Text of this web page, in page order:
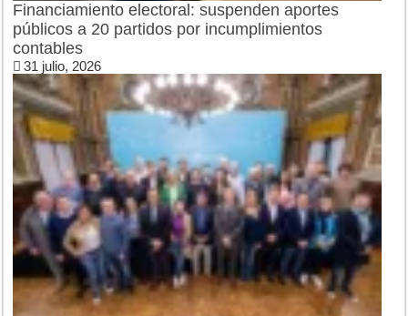
Financiamiento electoral: suspenden aportes
públicos a 20 partidos por incumplimientos
contables
31 julio, 2026